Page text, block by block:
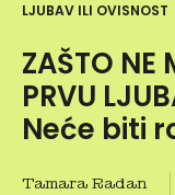
LJUBAV ILI OVISNOST
ZAŠTO NE
PRVU
Neće biti
Tamara Radan